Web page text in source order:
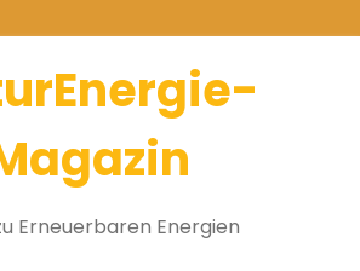
Erneuerbaren Energien